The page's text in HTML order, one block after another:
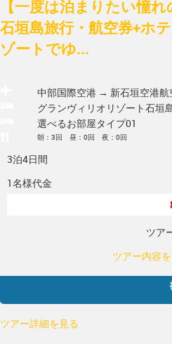
【一度は泊まりたい憧
石垣島旅行・航空券+ホ
ゾートでゆ...
中部国際空港 → 新石垣空港航
グランヴィリオリゾート石垣
選べるお部屋タイプ01
朝：3回 昼：0回 夜：0回
3泊4日間
1名様代金
ツア
ツアー内容
ツアー詳細を見る